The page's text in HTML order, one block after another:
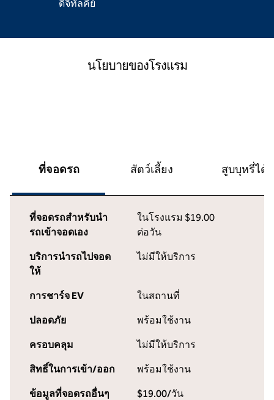
ดิจิทัลคีย์
นโยบายของโรงแรม
ที่จอดรถ สัตว์เลี้ยง สูบบุหรี่ได้
ที่จอดรถสำหรับนำ
รถเข้าจอดเอง
ในโรงแรม $19.00
ต่อวัน
บริการนำรถไปจอด
ให้
ไม่มีให้บริการ
การชาร์จ EV ในสถานที่
ปลอดภัย พร้อมใช้งาน
ครอบคลุม ไม่มีให้บริการ
สิทธิ์ในการเข้า/ออก พร้อมใช้งาน
ข้อมูลที่จอดรถอื่นๆ $19.00/วัน